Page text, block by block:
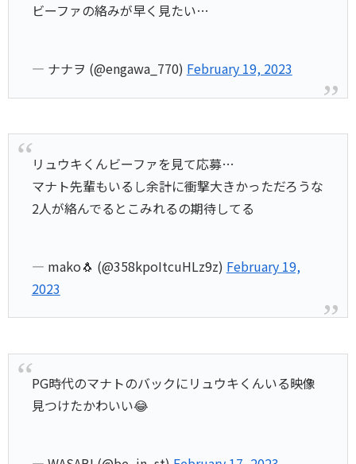
ビーファの絡みが早く見たい…
— ナナヲ (@engawa_770) February 19, 2023
リュウキくんビーファを見て応募…
マナト先輩もいるし余計に衝撃大きかっただろうな
2人が絡んでるとこみれるの期待してる
— mako🐧 (@358kpoItcuHLz9z) February 19,
2023
PG時代のマナトのバックにリュウキくんいる映像
見つけたかわいい😂